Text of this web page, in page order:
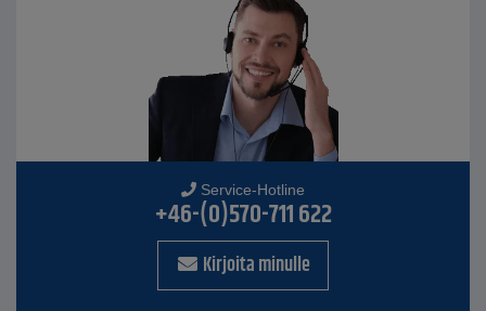
Service-Hotline
+46-(0)570-711 622
Kirjoita minulle